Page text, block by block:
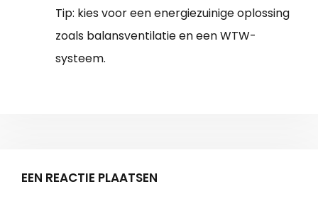
Tip: kies voor een energiezuinige oplossing
zoals balansventilatie en een WTW-
systeem.
EEN REACTIE PLAATSEN